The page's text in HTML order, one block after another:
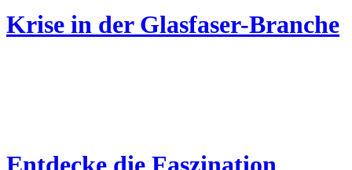
Krise in der Glasfaser-Branche
Entdecke die Faszination